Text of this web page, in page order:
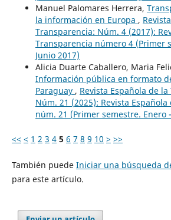
Manuel Palomares Herrera,
la información en Europa ,
Transparencia: Núm. 4 (2017):
Transparencia número 4 (Primer
Junio 2017)
Alicia Duarte Caballero, Maria
Información pública en formato
Paraguay , Revista Española de
Núm. 21 (2025): Revista
núm. 21 (Primer semestre. Enero
<< < 1 2 3 4 5 6 7 8 9 10 > >>
También puede Iniciar una búsqueda
para este artículo.